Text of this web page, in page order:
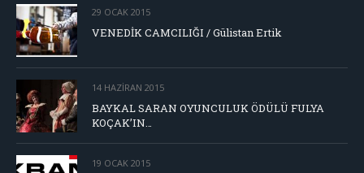
29 OCAK 2015
VENEDİK CAMCILIĞI / Gülistan Ertik
14 HAZIRAN 2015
BAYKAL SARAN OYUNCULUK ÖDÜLÜ FULYA
KOÇAK’IN…
19 OCAK 2015